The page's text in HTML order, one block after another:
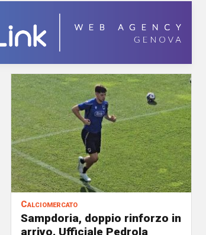
Calciomercato
Sampdoria, doppio rinforzo in
arrivo. Ufficiale Pedrola